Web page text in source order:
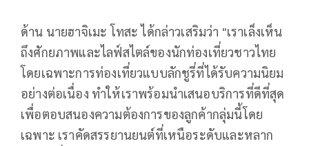
ด้าน นายฮาจิเมะ โทสะ ได้กล่าวเสริมว่า "เราเล็งเห็น
ถึงศักยภาพและไลฟ์สไตล์ของนักท่องเที่ยวชาวไทย
โดยเฉพาะการท่องเที่ยวแบบลักชูรี่ที่ได้รับความนิยม
อย่างต่อเนื่อง ทำให้เราพร้อมนำเสนอบริการที่ดีที่สุด
เพื่อตอบสนองความต้องการของลูกค้ากลุ่มนี้โดย
เฉพาะ เราคัดสรรยานยนต์ที่เหนือระดับและหลาก